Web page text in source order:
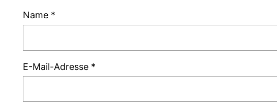
Name *
E-Mail-Adresse *